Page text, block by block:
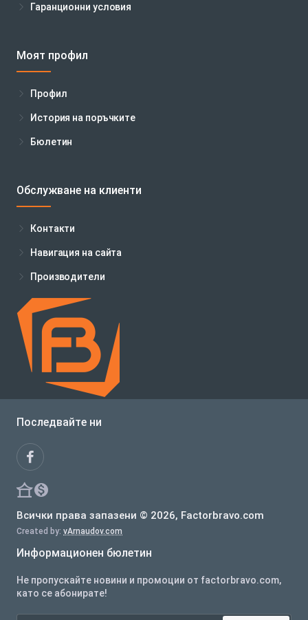
Гаранционни условия
Моят профил
Профил
История на поръчките
Бюлетин
Обслужване на клиенти
Контакти
Навигация на сайта
Производители
Последвайте ни
Всички права запазени © 2026, Factorbravo.com
Created by: vArnaudov.com
Информационен бюлетин
Не пропускайте новини и промоции от factorbravo.com,
като се абонирате!